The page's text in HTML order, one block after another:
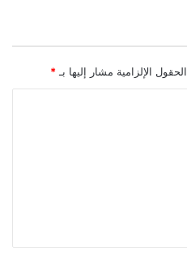
الحقول الإلزامية مشار إليها بـ *